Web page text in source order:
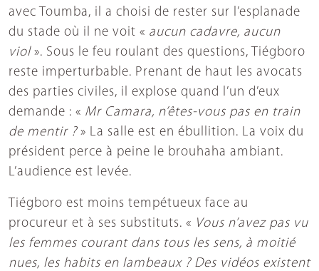
avec Toumba, il a choisi de rester sur l’esplanade
du stade où il ne voit « aucun cadavre, aucun
viol». Sous le feu roulant des questions, Tiégboro
reste imperturbable. Prenant de haut les avocats
des parties civiles, il explose quand l’un d’eux
demande : « Mr Camara, n’êtes-vous pas en train
de mentir ?» La salle est en ébullition. La voix du
président perce à peine le brouhaha ambiant.
L’audience est levée.
Tiégboro est moins tempétueux face au
procureur et à ses substituts. « Vous n’avez pas vu
les femmes courant dans tous les sens, à moitié
nues, les habits en lambeaux ? Des vidéos existent